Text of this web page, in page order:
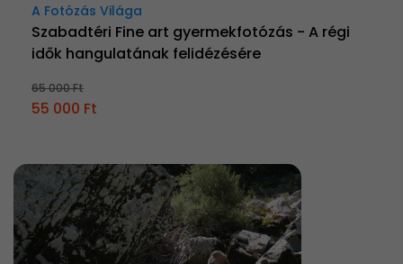
A Fotózás Világa
Szabadtéri Fine art gyermekfotózás - A régi
idők hangulatának felidézésére
65 000 Ft
55 000 Ft